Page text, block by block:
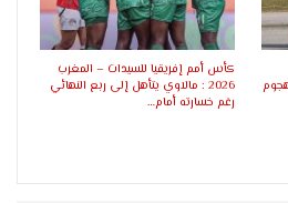
كأس أمم إفريقيا للسيدات – المغرب
2026 : مالاوي يتأهل إلى ربع النهائي
رغم خسارته أمام…